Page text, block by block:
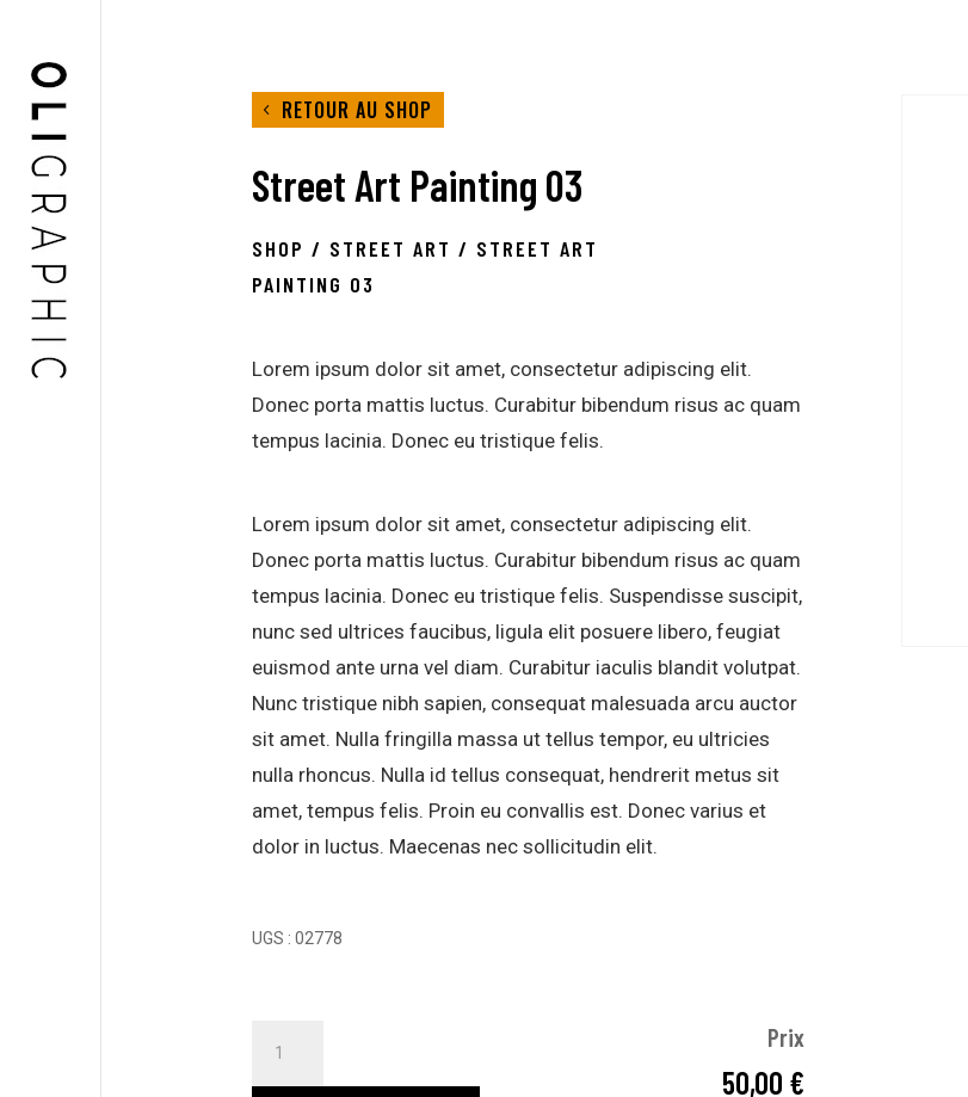
RETOUR AU SHOP
Street Art Painting 03
SHOP / STREET ART / STREET ART
PAINTING 03
Lorem ipsum dolor sit amet, consectetur adipiscing elit.
Donec porta mattis luctus. Curabitur bibendum risus ac quam
tempus lacinia. Donec eu tristique felis.
Lorem ipsum dolor sit amet, consectetur adipiscing elit.
Donec porta mattis luctus. Curabitur bibendum risus ac quam
tempus lacinia. Donec eu tristique felis. Suspendisse suscipit,
nunc sed ultrices faucibus, ligula elit posuere libero, feugiat
euismod ante urna vel diam. Curabitur iaculis blandit volutpat.
Nunc tristique nibh sapien, consequat malesuada arcu auctor
sit amet. Nulla fringilla massa ut tellus tempor, eu ultricies
nulla rhoncus. Nulla id tellus consequat, hendrerit metus sit
amet, tempus felis. Proin eu convallis est. Donec varius et
dolor in luctus. Maecenas nec sollicitudin elit.
UGS : 02778
Prix
50,00 €